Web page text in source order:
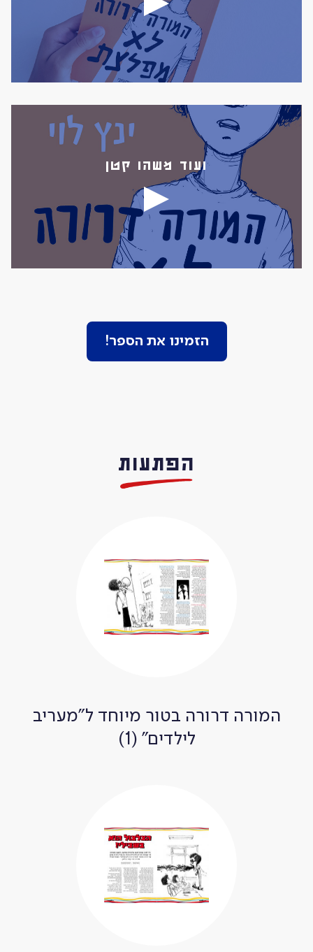
ועוד משהו קטן
הזמינו את הספר!
הפתעות
המורה דרורה בטור מיוחד ל"מעריב
לילדים" (1)